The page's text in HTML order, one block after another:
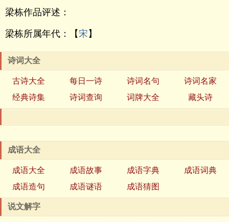
梁栋作品评述：
梁栋所属年代：【宋 】
诗词大全
古诗大全 每日一诗 诗词名句
诗词名家
经典诗集
诗词查询 词牌大全 藏头诗
成语大全
成语大全 成语故事 成语字典
成语词典
成语造句
成语谜语 成语猜图
说文解字